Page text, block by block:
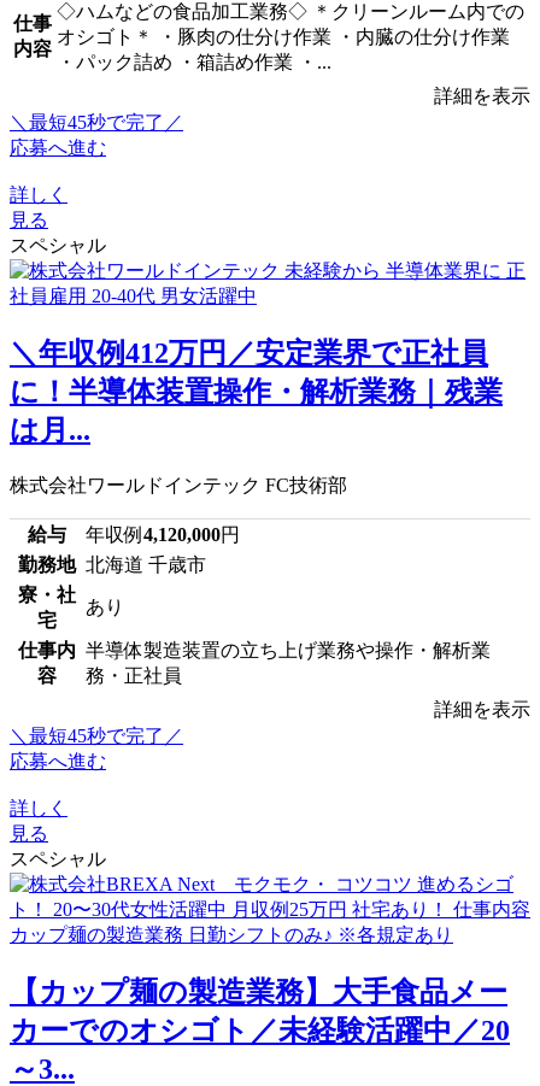
仕事
内容
◇ハムなどの食品加工業務◇ ＊クリーンルーム内での
オシゴト＊ ・豚肉の仕分け作業 ・内臓の仕分け作業
・パック詰め ・箱詰め作業 ・...
詳細を表示
＼最短45秒で完了／
応募へ進む
詳しく
見る
スペシャル
＼年収例412万円／安定業界で正社員
に！半導体装置操作・解析業務｜残業
は月...
株式会社ワールドインテック FC技術部
給与 年収例 4,120,000円
勤務地 北海道 千歳市
寮・社
宅
あり
仕事内
容
半導体製造装置の立ち上げ業務や操作・解析業
務・正社員
詳細を表示
＼最短45秒で完了／
応募へ進む
詳しく
見る
スペシャル
【カップ麺の製造業務】大手食品メー
カーでのオシゴト／未経験活躍中／20
～3...